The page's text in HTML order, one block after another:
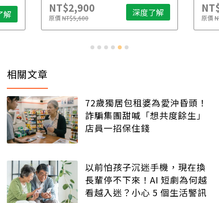
解 NT$2,900
原價NT$5,600 深度了解 原價
相關文章
72歲獨居包租婆為愛沖昏頭！
詐騙集團甜喊「想共度餘生」
店員一招保住錢
以前怕孩子沉迷手機，現在換
長輩停不下來！AI 短劇為何越
看越入迷？小心 5 個生活警訊